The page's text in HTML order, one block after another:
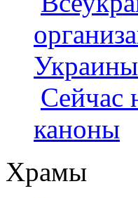
Сейчас
каноны
Храмы